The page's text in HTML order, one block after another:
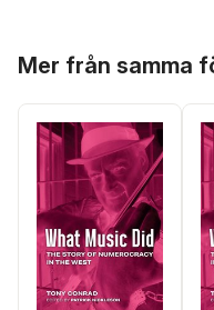
Mer från samma